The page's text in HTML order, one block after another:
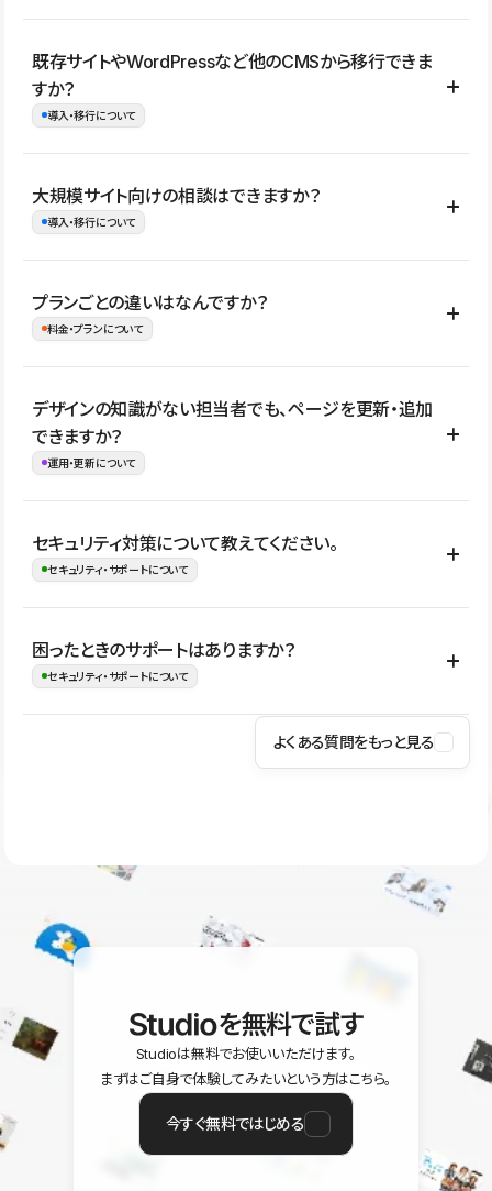
コーポレートサイト、サービスサイト、LP、採用サイト、ブロ
グ・メディア、イベントサイト、店舗・商品紹介サイト、ポートフ
ォリオなど幅広く制作できます。
既存サイトやWordPressなど他のCMSから移行できま
すか？
導入・移行について
はい。既存サイトの構成やコンテンツ、URLを整理したうえで、
Studio上に再構築する形で移行できます。 WordPressの場合は、
イト全体のデザインや設定がそのまま移行されるわけではないた
め、移行後にページ構成やデザイン、CMS設計、URL・リダイレク
大規模サイト向けの相談はできますか？
導入・移行について
はい。アクセス規模が大きいサイトや、複数部門での運用、権限管
理、セキュリティ確認、既存システムとの連携など、個別の要件が
ない段階でも、お問い合わせください。
お問合せはこちら
プランごとの違いはなんですか？
料金・プランについて
公開ページ数、バージョン履歴の期間、CMS利用数の上限、権限
管理の有無などがプランごとに異なります。詳しくは料金プランペ
ージをご覧ください。
デザインの知識がない担当者でも、ページを更新・追加
できますか？
運用・更新について
はい。CMSやコンポーネントを活用して更新範囲を設計しておく
ことで、デザインを崩しにくい状態で運用できます。 さらにコン
ながらレイアウトに影響を与えずに更新作業を進めやすくなりま
す。
セキュリティ対策について教えてください。
セキュリティ・サポートについて
Studioでは、公開サイトやサービスを安全に利用できるよう、通信
の暗号化、データ保護、アクセス管理、脆弱性対策など、複数の観
はSSL/TLSによる通信暗号化に対応しており、悪質なスクリプトの
困ったときのサポートはありますか？
セキュリティ・サポートについて
操作方法や機能については、ヘルプセンターでご確認いただけま
ユーザー同士で質問・相談できるコミュニティもご利用ください。
よくある質問をもっと見る
を無料で試す
Studioは無料でお使いいただけます。
まずはご自身で体験してみたいという方はこちら。
今すぐ無料ではじめる